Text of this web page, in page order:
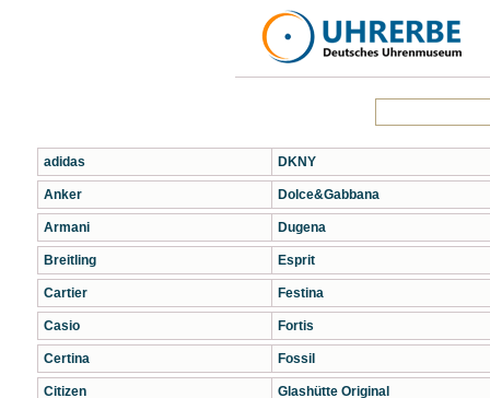
adidas
Anker
Armani
Breitling
Cartier
Casio
Certina
Citizen
DKNY
Dolce&Gabbana
Dugena
Esprit
Festina
Fortis
Fossil
Glashütte Original